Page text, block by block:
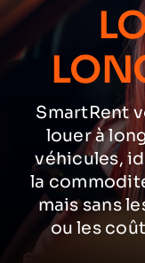
SmartRent
louer à
véhicules,
la
mais sans
ou les